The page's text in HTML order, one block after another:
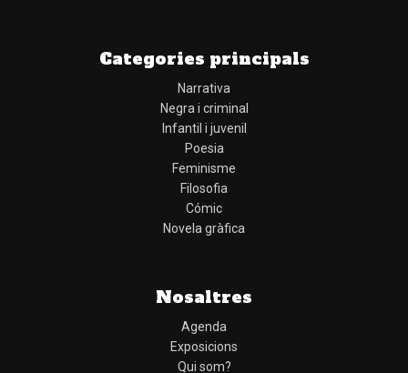
Categories principals
Narrativa
Negra i criminal
Infantil i juvenil
Poesia
Feminisme
Filosofia
Cómic
Novela gràfica
Nosaltres
Agenda
Exposicions
Qui som?